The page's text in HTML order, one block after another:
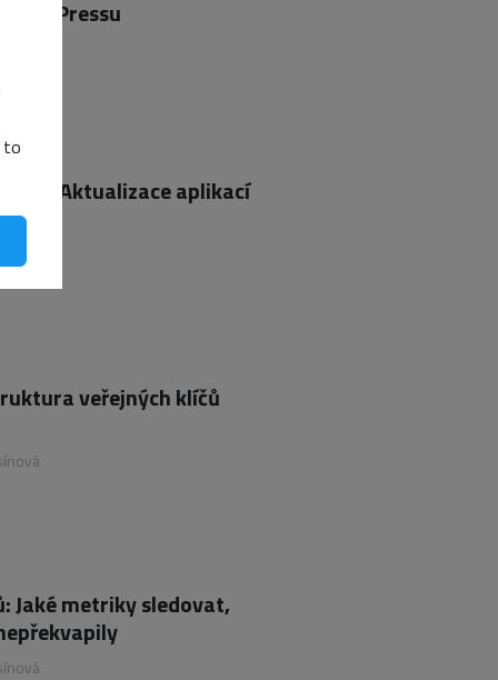
to
Aktualizace aplikací
veřejných klíčů
Jaké metriky sledovat,